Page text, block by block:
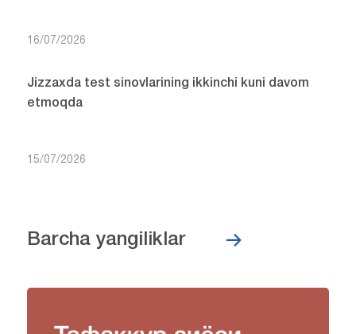
16/07/2026
Jizzaxda test sinovlarining ikkinchi kuni davom
etmoqda
15/07/2026
Barcha yangiliklar